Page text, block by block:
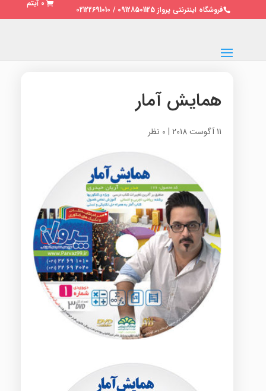
فروشگاه اینترنتی پرواز 09128501125 / 02122691010
0 آیتم
همایش آمار
11 آگوست 2018 | 0 نظر